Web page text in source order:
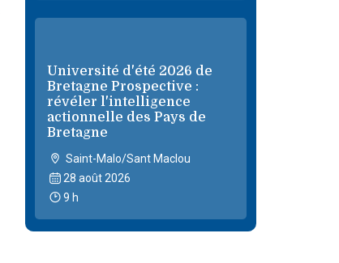
Université d'été 2026 de
Bretagne Prospective :
révéler l'intelligence
actionnelle des Pays de
Bretagne
Saint-Malo/Sant Maclou
28 août 2026
9 h